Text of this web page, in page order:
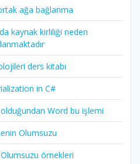
ağa bağlanma
kaynak kirliliği neden
ders kitabı
in C#
Word bu işlemi
Olumsuzu
örnekleri